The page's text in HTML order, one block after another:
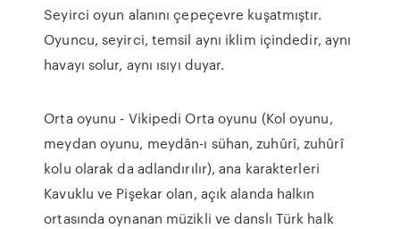
Seyirci oyun alanını çepeçevre kuşatmıştır.
Oyuncu, seyirci, temsil aynı iklim içindedir, aynı
havayı solur, aynı ısıyı duyar.
Orta oyunu - Vikipedi Orta oyunu (Kol oyunu,
meydan oyunu, meydân-ı sühan, zuhûrî, zuhûrî
kolu olarak da adlandırılır), ana karakterleri
Kavuklu ve Pişekar olan, açık alanda halkın
ortasında oynanan müzikli ve danslı Türk halk